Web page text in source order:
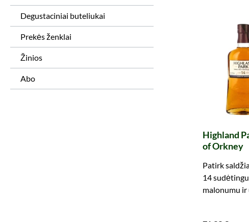
Degustaciniai buteliukai
Prekės ženklai
Žinios
Abo
Highland
of Orkney
Patirk
14
malonumu ir